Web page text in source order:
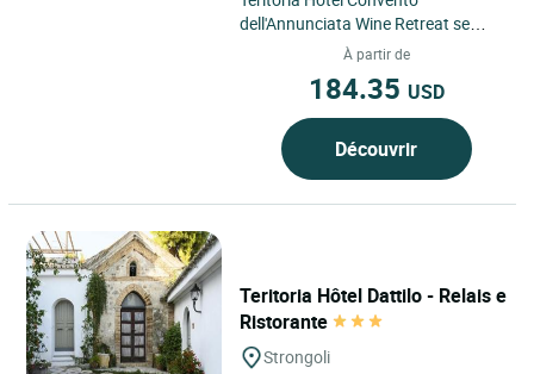
dell'Annunciata Wine Retreat se
dévoile à Rovato, en Italie, au cœur
À partir de
184.35 USD
Découvrir
Teritoria Hôtel Dattilo - Relais e
Ristorante
Strongoli